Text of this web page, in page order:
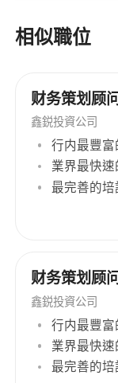
計。配備現代
型的高品質保
康產品不斷增
型注入新動能。 創源生物將建設涵蓋五大工藝產
的智能生產系
劑條包及液體
嚼片、鈣吞服
高能葉黃素、
並行運行、統
相似職位
财务策划顾
鑫鋭投資公司
行内最豐
業界最快
最完善的
财务策划顾
鑫鋭投資公司
行内最豐
業界最快
最完善的